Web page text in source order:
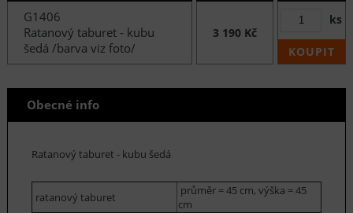
G1406
Ratanový taburet - kubu
šedá /barva viz foto/
3 190 Kč
ks
KOUPIT
Obecné info
Ratanový taburet - kubu šedá
ratanový taburet
průměr = 45 cm, výška = 45
cm